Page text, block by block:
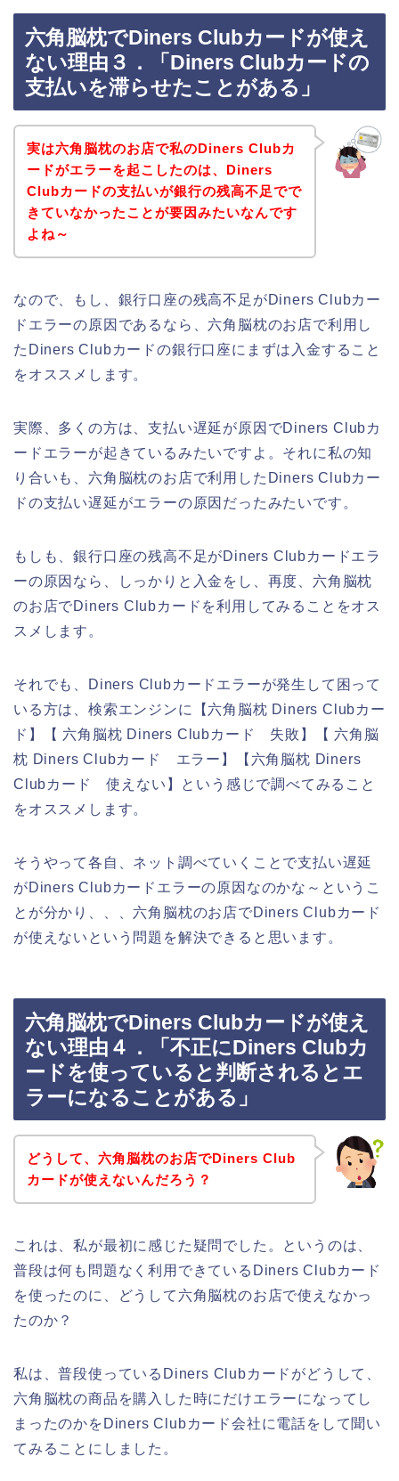
六角脳枕でDiners Clubカードが使え
ない理由３．「Diners Clubカードの
支払いを滞らせたことがある」
実は六角脳枕のお店で私のDiners Clubカ
ードがエラーを起こしたのは、Diners
Clubカードの支払いが銀行の残高不足でで
きていなかったことが要因みたいなんです
よね～
なので、もし、銀行口座の残高不足がDiners Clubカー
ドエラーの原因であるなら、六角脳枕のお店で利用し
たDiners Clubカードの銀行口座にまずは入金すること
をオススメします。
実際、多くの方は、支払い遅延が原因でDiners Clubカ
ードエラーが起きているみたいですよ。それに私の知
り合いも、六角脳枕のお店で利用したDiners Clubカー
ドの支払い遅延がエラーの原因だったみたいです。
もしも、銀行口座の残高不足がDiners Clubカードエラ
ーの原因なら、しっかりと入金をし、再度、六角脳枕
のお店でDiners Clubカードを利用してみることをオス
スメします。
それでも、Diners Clubカードエラーが発生して困って
いる方は、検索エンジンに【六角脳枕 Diners Clubカー
ド】【 六角脳枕 Diners Clubカード 失敗】【 六角脳
枕 Diners Clubカード エラー】【六角脳枕 Diners
Clubカード 使えない】という感じで調べてみること
をオススメします。
そうやって各自、ネット調べていくことで支払い遅延
がDiners Clubカードエラーの原因なのかな～というこ
とが分かり、、、六角脳枕のお店でDiners Clubカード
が使えないという問題を解決できると思います。
六角脳枕でDiners Clubカードが使え
ない理由４．「不正にDiners Clubカ
ードを使っていると判断されるとエ
ラーになることがある」
どうして、六角脳枕のお店でDiners Club
カードが使えないんだろう？
これは、私が最初に感じた疑問でした。というのは、
普段は何も問題なく利用できているDiners Clubカード
を使ったのに、どうして六角脳枕のお店で使えなかっ
たのか？
私は、普段使っているDiners Clubカードがどうして、
六角脳枕の商品を購入した時にだけエラーになってし
まったのかをDiners Clubカード会社に電話をして聞い
てみることにしました。